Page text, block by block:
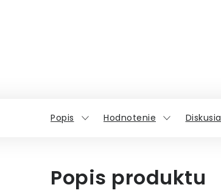
Popis Hodnotenie Diskusia
Popis produktu